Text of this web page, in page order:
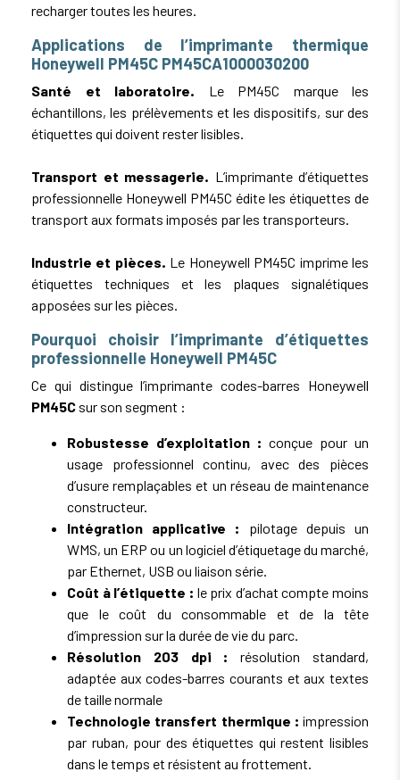
recharger toutes les heures.
Applications de l’imprimante thermique
Honeywell PM45C PM45CA1000030200
Santé et laboratoire. Le PM45C marque les
échantillons, les prélèvements et les dispositifs, sur des
étiquettes qui doivent rester lisibles.
Transport et messagerie. L’imprimante d’étiquettes
professionnelle Honeywell PM45C édite les étiquettes de
transport aux formats imposés par les transporteurs.
Industrie et pièces. Le Honeywell PM45C imprime les
étiquettes techniques et les plaques signalétiques
apposées sur les pièces.
Pourquoi choisir l’imprimante d’étiquettes
professionnelle Honeywell PM45C
Ce qui distingue l’imprimante codes-barres Honeywell
PM45C sur son segment :
Robustesse d’exploitation : conçue pour un
usage professionnel continu, avec des pièces
d’usure remplaçables et un réseau de maintenance
constructeur.
Intégration applicative : pilotage depuis un
WMS, un ERP ou un logiciel d’étiquetage du marché,
par Ethernet, USB ou liaison série.
Coût à l’étiquette : le prix d’achat compte moins
que le coût du consommable et de la tête
d’impression sur la durée de vie du parc.
Résolution 203 dpi : résolution standard,
adaptée aux codes-barres courants et aux textes
de taille normale
Technologie transfert thermique : impression
par ruban, pour des étiquettes qui restent lisibles
dans le temps et résistent au frottement.